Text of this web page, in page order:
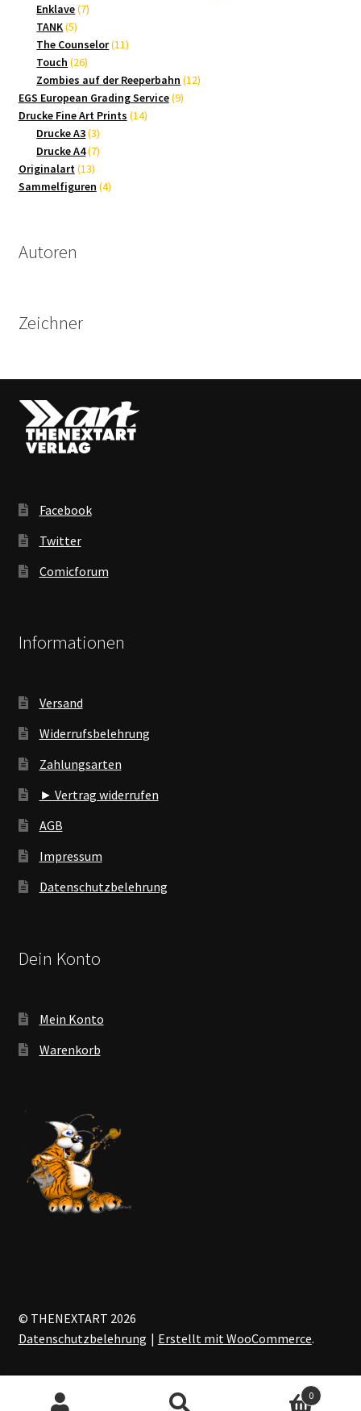
Enklave 77
TANK 55
Produkte
The Counselor 1111
Touch 2626
Produkte
Zombies auf der Reeperbahn 1212
EGS European Grading Service 99
Drucke Fine Art Prints 1414
Drucke A3 33
Produkte
Drucke A4 77
Originalart 1313
Produkte
Sammelfiguren 44
Autoren
Zeichner
Facebook
Twitter
Comicforum
Informationen
Versand
Widerrufsbelehrung
Zahlungsarten
► Vertrag widerrufen
AGB
Impressum
Datenschutzbelehrung
Dein Konto
Mein Konto
Warenkorb
© THENEXTART 2026
Datenschutzbelehrung
Erstellt mit WooCommerce.
0